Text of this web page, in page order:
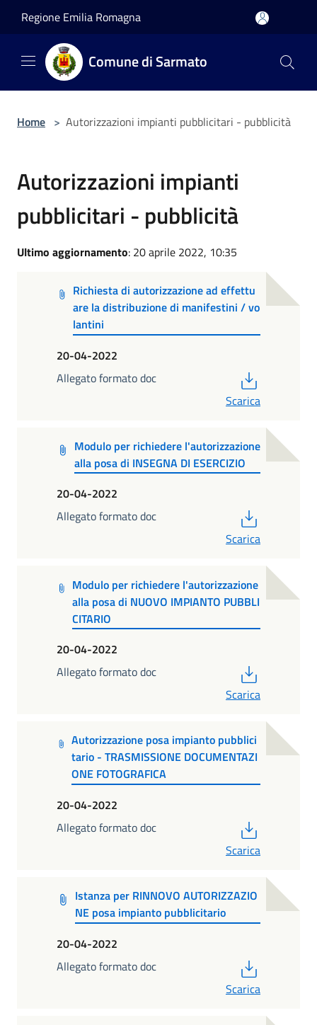
Regione Emilia Romagna
Comune di Sarmato
Home > Autorizzazioni impianti pubblicitari - pubblicità
Autorizzazioni impianti
pubblicitari - pubblicità
Ultimo aggiornamento: 20 aprile 2022, 10:35
Richiesta di autorizzazione ad effettu
are la distribuzione di manifestini / vo
lantini
20-04-2022
Allegato formato doc
Scarica
Modulo per richiedere l'autorizzazione
alla posa di INSEGNA DI ESERCIZIO
20-04-2022
Allegato formato doc
Scarica
Modulo per richiedere l'autorizzazione
alla posa di NUOVO IMPIANTO PUBBLI
CITARIO
20-04-2022
Allegato formato doc
Scarica
Autorizzazione posa impianto pubblici
tario - TRASMISSIONE DOCUMENTAZI
ONE FOTOGRAFICA
20-04-2022
Allegato formato doc
Scarica
Istanza per RINNOVO AUTORIZZAZIO
NE posa impianto pubblicitario
20-04-2022
Allegato formato doc
Scarica